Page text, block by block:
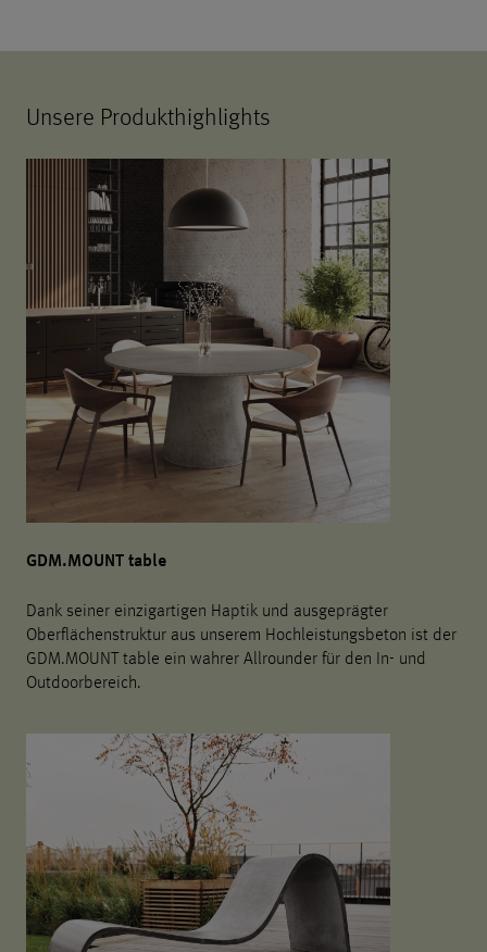
Unsere Produkthighlights
GDM.MOUNT table
Dank seiner einzigartigen Haptik und ausgeprägter
Oberflächenstruktur aus unserem Hochleistungsbeton ist der
GDM.MOUNT table ein wahrer Allrounder für den In- und
Outdoorbereich.